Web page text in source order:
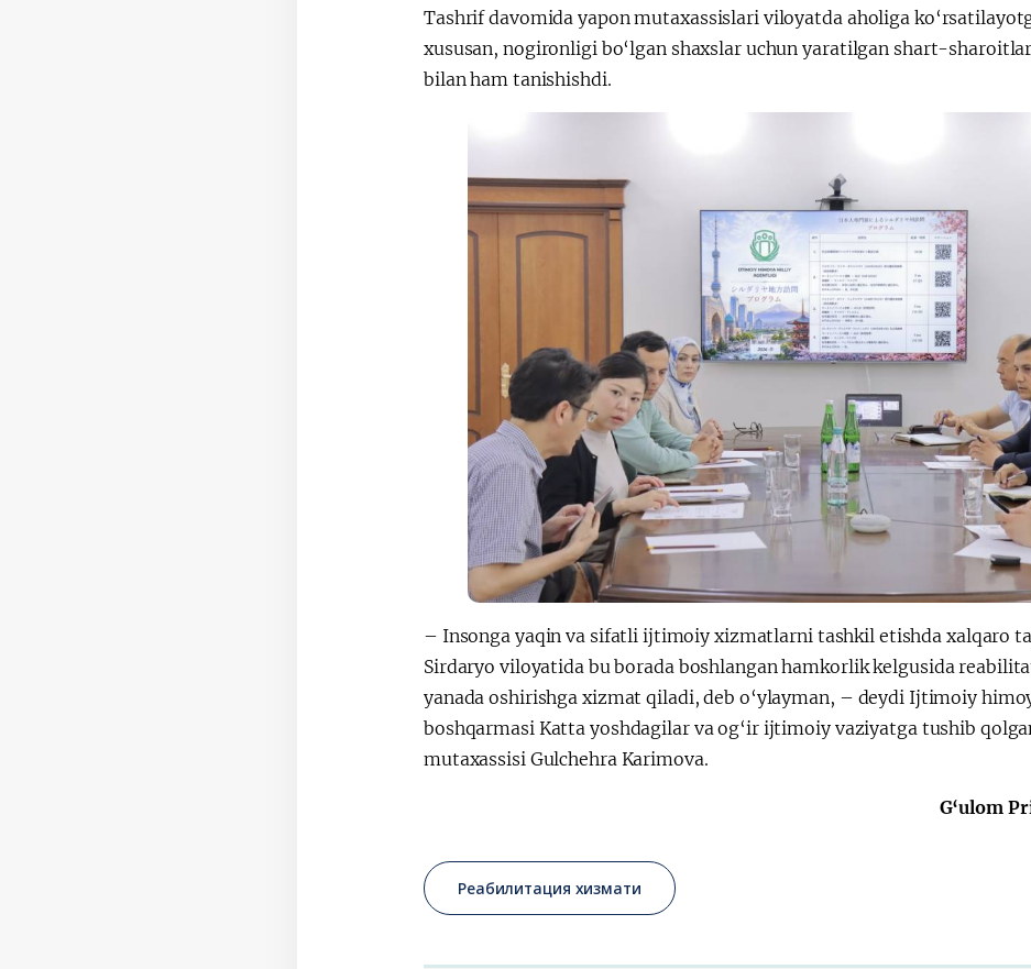
Tashrif davomida yapon mutaxassislari viloyatda aholiga
xususan, nogironligi bo‘lgan shaxslar uchun yaratilgan shart-
bilan ham tanishishdi.
– Insonga yaqin va sifatli ijtimoiy xizmatlarni tashkil etishda xalqaro
Sirdaryo viloyatida bu borada boshlangan hamkorlik kelgusida
yanada oshirishga xizmat qiladi, deb o‘ylayman, – deydi Ijtimoiy
boshqarmasi Katta yoshdagilar va og‘ir ijtimoiy vaziyatga tushib
mutaxassisi Gulchehra Karimova.
G‘ulom
Реабилитация хизмати